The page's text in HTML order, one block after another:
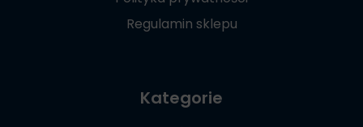
Regulamin sklepu
Kategorie